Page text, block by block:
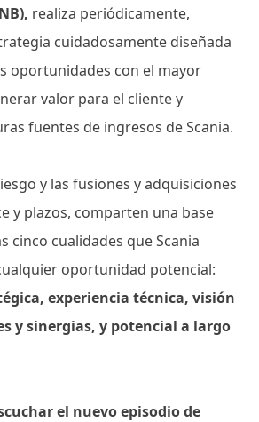
realiza periódicamente,
cuidadosamente diseñada
oportunidades con el mayor
valor para el cliente y
fuentes de ingresos de Scania.
y las fusiones y adquisiciones
y plazos, comparten una base
cinco cualidades que Scania
oportunidad potencial:
experiencia técnica, visión
y sinergias, y potencial a largo
el nuevo episodio de